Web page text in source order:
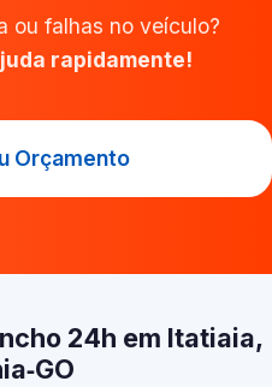
ou falhas no veículo?
rapidamente!
Orçamento
24h em Itatiaia,